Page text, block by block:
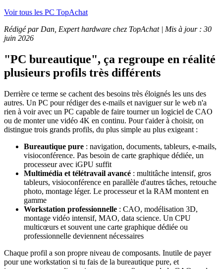
Voir tous les PC TopAchat
Rédigé par Dan, Expert hardware chez TopAchat | Mis à jour : 30
juin 2026
"PC bureautique", ça regroupe en réalité
plusieurs profils très différents
Derrière ce terme se cachent des besoins très éloignés les uns des
autres. Un PC pour rédiger des e-mails et naviguer sur le web n'a
rien à voir avec un PC capable de faire tourner un logiciel de CAO
ou de monter une vidéo 4K en continu. Pour t'aider à choisir, on
distingue trois grands profils, du plus simple au plus exigeant :
Bureautique pure : navigation, documents, tableurs, e-mails,
visioconférence. Pas besoin de carte graphique dédiée, un
processeur avec iGPU suffit
Multimédia et télétravail avancé : multitâche intensif, gros
tableurs, visioconférence en parallèle d'autres tâches, retouche
photo, montage léger. Le processeur et la RAM montent en
gamme
Workstation professionnelle : CAO, modélisation 3D,
montage vidéo intensif, MAO, data science. Un CPU
multicœurs et souvent une carte graphique dédiée ou
professionnelle deviennent nécessaires
Chaque profil a son propre niveau de composants. Inutile de payer
pour une workstation si tu fais de la bureautique pure, et